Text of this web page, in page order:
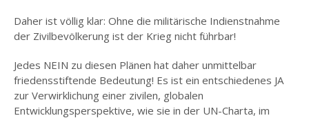
Daher ist völlig klar: Ohne die militärische Indienstnahme
der Zivilbevölkerung ist der Krieg nicht führbar!
Jedes NEIN zu diesen Plänen hat daher unmittelbar
friedensstiftende Bedeutung! Es ist ein entschiedenes JA
zur Verwirklichung einer zivilen, globalen
Entwicklungsperspektive, wie sie in der UN-Charta, im